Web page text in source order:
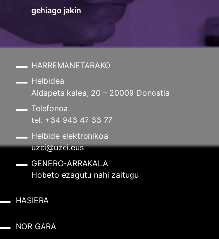
gehiago jakin
HARREMANETARAKO
Helbidea
Aldapeta kalea, 20 – 20009 Donostia
Telefonoa
tel: +34 943 47 33 77
Helbide elektronikoa:
uzei@uzei.eus
GENERO-ARRAKALA
Hobeto ezagutu nahi zaitugu
HASIERA
NOR GARA